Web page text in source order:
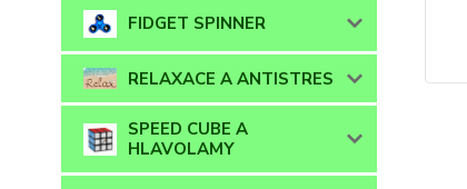
FIDGET SPINNER
RELAXACE A ANTISTRES
SPEED CUBE A
HLAVOLAMY